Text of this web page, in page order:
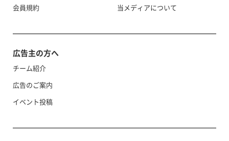
会員規約
当メディアについて
広告主の方へ
チーム紹介
広告のご案内
イベント投稿